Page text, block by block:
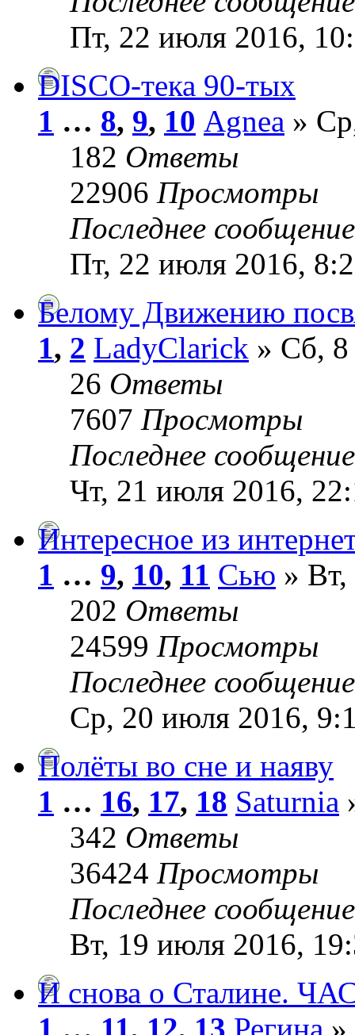
Пт, 22 июля 2016,
DISCO-тека 90-тых
1 … 8, 9, 10 Agnea »
182 Ответы
22906 Просмотры
Последнее
Пт, 22 июля 2016,
Белому Движению
1, 2 LadyClarick » Сб, 8
26 Ответы
7607 Просмотры
Последнее
Чт, 21 июля 2016,
Интересное из
1 … 9, 10, 11 Сью » Вт,
202 Ответы
24599 Просмотры
Последнее
Ср, 20 июля 2016,
Полёты во сне и наяву
1 … 16, 17, 18 Saturnia
342 Ответы
36424 Просмотры
Последнее
Вт, 19 июля 2016,
И снова о Сталине.
1 … 11, 12, 13 Регина »